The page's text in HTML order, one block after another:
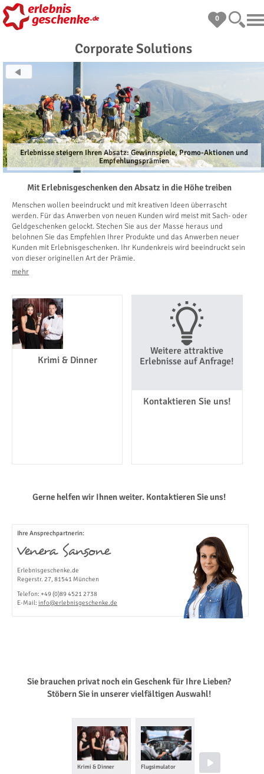
0
Corporate Solutions
Erlebnisse steigern Ihren Absatz: Gewinnspiele, Promo-Aktionen und
Empfehlungsprämien
Mit Erlebnisgeschenken den Absatz in die Höhe treiben
Menschen wollen beeindruckt und mit kreativen Ideen überrascht
werden. Für das Anwerben von neuen Kunden wird meist mit Sach- oder
Geldgeschenken gelockt. Stechen Sie aus der Masse heraus und
belohnen Sie das Empfehlen Ihrer Produkte und das Anwerben neuer
Kunden mit Erlebnisgeschenken. Ihr Kundenkreis wird beeindruckt sein
von dieser originellen Art der Prämie.
mehr
Krimi & Dinner
Weitere attraktive
Erlebnisse auf Anfrage!
Kontaktieren Sie uns!
Gerne helfen wir Ihnen weiter. Kontaktieren Sie uns!
Ihre Ansprechpartnerin:
Erlebnisgeschenke.de
Regerstr. 27, 81541 München
Telefon: +49 (0)89 4521 2738
E-Mail: info@erlebnisgeschenke.de
Sie brauchen privat noch ein Geschenk für Ihre Lieben?
Stöbern Sie in unserer vielfältigen Auswahl!
Krimi & Dinner Flugsimulator
Candle Light